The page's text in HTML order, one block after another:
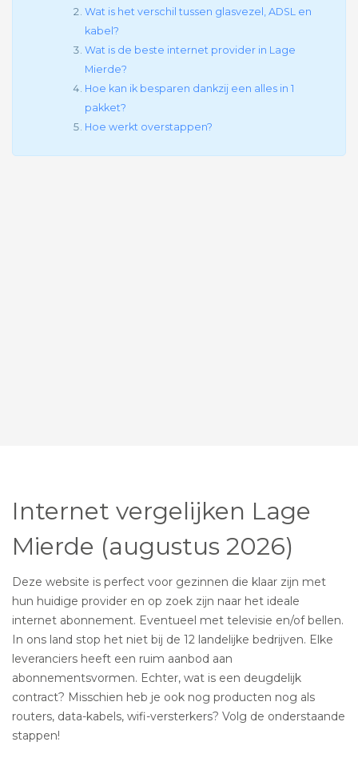
Wat is het verschil tussen glasvezel, ADSL en
kabel?
Wat is de beste internet provider in Lage
Mierde?
Hoe kan ik besparen dankzij een alles in 1
pakket?
Hoe werkt overstappen?
Internet vergelijken Lage
Mierde (augustus 2026)
Deze website is perfect voor gezinnen die klaar zijn met
hun huidige provider en op zoek zijn naar het ideale
internet abonnement. Eventueel met televisie en/of bellen.
In ons land stop het niet bij de 12 landelijke bedrijven. Elke
leveranciers heeft een ruim aanbod aan
abonnementsvormen. Echter, wat is een deugdelijk
contract? Misschien heb je ook nog producten nog als
routers, data-kabels, wifi-versterkers? Volg de onderstaande
stappen!